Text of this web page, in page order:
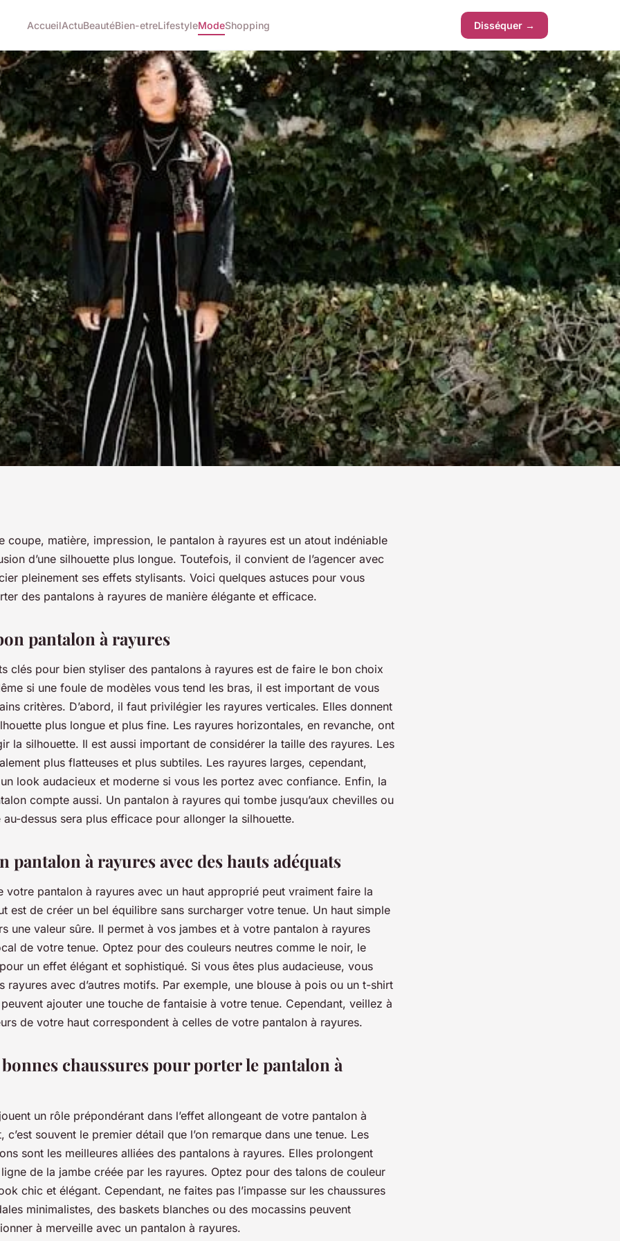
AccueilActuBeautéBien-etreLifestyleModeShopping Disséquer →
pantalons à
la silhouette ?
coupe, matière, impression, le pantalon à rayures est un atout indéniable
d’une silhouette plus longue. Toutefois, il convient de l’agencer avec
pleinement ses effets stylisants. Voici quelques astuces pour vous
des pantalons à rayures de manière élégante et efficace.
pantalon à rayures
clés pour bien styliser des pantalons à rayures est de faire le bon choix
si une foule de modèles vous tend les bras, il est important de vous
critères. D’abord, il faut privilégier les rayures verticales. Elles donnent
plus longue et plus fine. Les rayures horizontales, en revanche, ont
la silhouette. Il est aussi important de considérer la taille des rayures. Les
plus flatteuses et plus subtiles. Les rayures larges, cependant,
look audacieux et moderne si vous les portez avec confiance. Enfin, la
compte aussi. Un pantalon à rayures qui tombe jusqu’aux chevilles ou
au-dessus sera plus efficace pour allonger la silhouette.
pantalon à rayures avec des hauts adéquats
votre pantalon à rayures avec un haut approprié peut vraiment faire la
est de créer un bel équilibre sans surcharger votre tenue. Un haut simple
une valeur sûre. Il permet à vos jambes et à votre pantalon à rayures
de votre tenue. Optez pour des couleurs neutres comme le noir, le
un effet élégant et sophistiqué. Si vous êtes plus audacieuse, vous
rayures avec d’autres motifs. Par exemple, une blouse à pois ou un t-shirt
ajouter une touche de fantaisie à votre tenue. Cependant, veillez à
de votre haut correspondent à celles de votre pantalon à rayures.
chaussures pour porter le pantalon à
un rôle prépondérant dans l’effet allongeant de votre pantalon à
c’est souvent le premier détail que l’on remarque dans une tenue. Les
sont les meilleures alliées des pantalons à rayures. Elles prolongent
de la jambe créée par les rayures. Optez pour des talons de couleur
chic et élégant. Cependant, ne faites pas l’impasse sur les chaussures
minimalistes, des baskets blanches ou des mocassins peuvent
à merveille avec un pantalon à rayures.